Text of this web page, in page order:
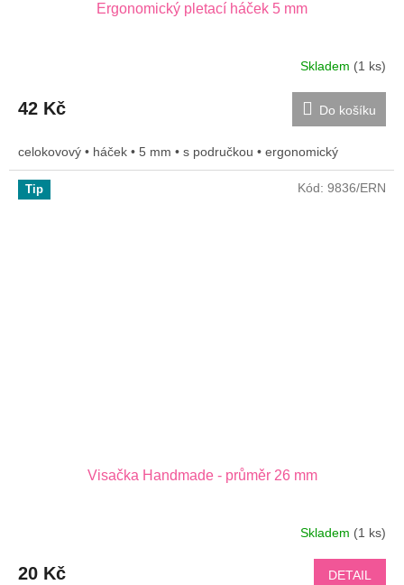
Ergonomický pletací háček 5 mm
Skladem (1 ks)
42 Kč Do košíku
celokovový • háček • 5 mm • s područkou • ergonomický
Tip
Visačka Handmade - průměr 26 mm
Skladem (1 ks)
20 Kč DETAIL
Kód: 9836/ERN